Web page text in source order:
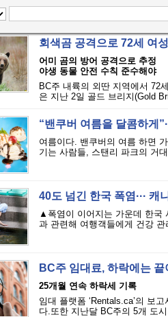
회색곰 공격으로 72세 여
어미 곰의 방어 공격으로 추정
야생 동물 안전 수칙 준수해야
BC주 내륙의 외딴 지역에서 72
은 지난 2일 골드 브리지(Gold
“밴쿠버 여름을 달콤하게
여름이다. 밴쿠버의 여름 하면
기는 사람들, 스탠리 파크의 거
40도 넘긴 한국 폭염···
▲폭염이 이어지는 가운데 한국
과 관련해 여행객들에게 건강
BC주 임대료, 하락에는
25개월 연속 하락세 기록
임대 플랫폼 ‘Rentals.ca’의 보
다.또한 지난달 BC주의 5개 도